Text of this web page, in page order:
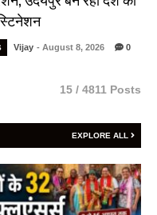
Vijay - August 8, 2026 0
15 / 4811 Posts
EXPLORE ALL